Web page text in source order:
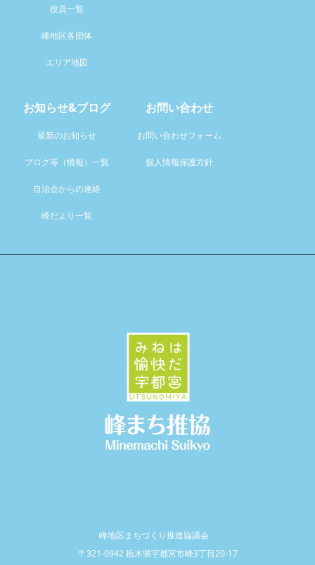
役員一覧
峰地区各団体
エリア地図
お知らせ&ブログ
最新のお知らせ
ブログ等（情報）一覧
自治会からの連絡
峰だより一覧
お問い合わせ
お問い合わせフォーム
個人情報保護方針
峰地区まちづくり推進協議会
〒321-0942 栃木県宇都宮市峰3丁目20-17